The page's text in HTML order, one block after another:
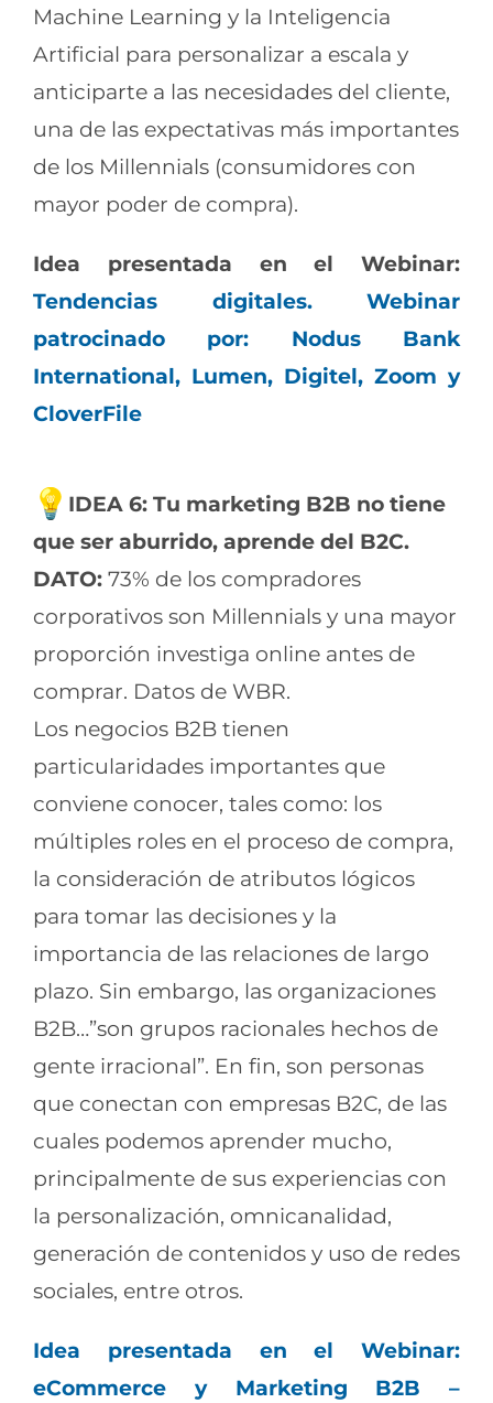
Machine Learning y la Inteligencia
Artificial para personalizar a escala y
anticiparte a las necesidades del cliente,
una de las expectativas más importantes
de los Millennials (consumidores con
mayor poder de compra).
Idea presentada en el Webinar:
Tendencias digitales. Webinar
patrocinado por: Nodus Bank
International, Lumen, Digitel, Zoom y
CloverFile
IDEA 6: Tu marketing B2B no tiene
que ser aburrido, aprende del B2C.
DATO: 73% de los compradores
corporativos son Millennials y una mayor
proporción investiga online antes de
comprar. Datos de WBR.
Los negocios B2B tienen
particularidades importantes que
conviene conocer, tales como: los
múltiples roles en el proceso de compra,
la consideración de atributos lógicos
para tomar las decisiones y la
importancia de las relaciones de largo
plazo. Sin embargo, las organizaciones
B2B…”son grupos racionales hechos de
gente irracional”. En fin, son personas
que conectan con empresas B2C, de las
cuales podemos aprender mucho,
principalmente de sus experiencias con
la personalización, omnicanalidad,
generación de contenidos y uso de redes
sociales, entre otros.
Idea presentada en el Webinar:
eCommerce y Marketing B2B –